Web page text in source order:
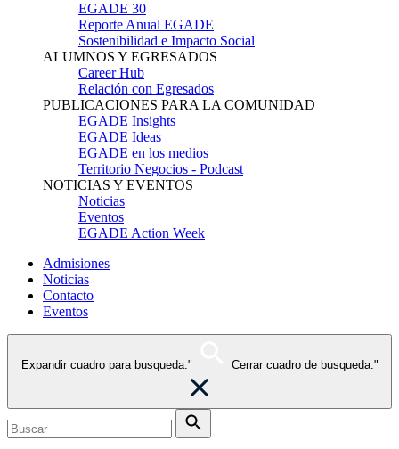
EGADE 30
Reporte Anual EGADE
Sostenibilidad e Impacto Social
ALUMNOS Y EGRESADOS
Career Hub
Relación con Egresados
PUBLICACIONES PARA LA COMUNIDAD
EGADE Insights
EGADE Ideas
EGADE en los medios
Territorio Negocios - Podcast
NOTICIAS Y EVENTOS
Noticias
Eventos
EGADE Action Week
Admisiones
Noticias
Contacto
Eventos
Expandir cuadro para busqueda." Cerrar cuadro de busqueda."